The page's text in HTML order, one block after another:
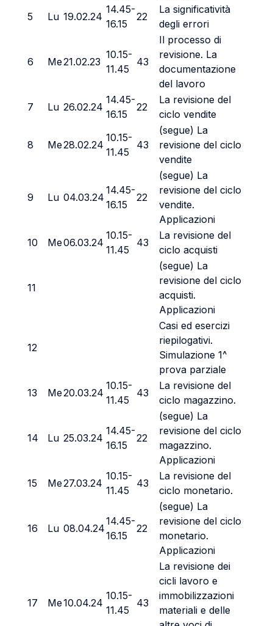
5
Lu 19.02.24
14.45-
16.15
22
La significatività
degli errori
6 Me21.02.23
10.15-
11.45
43
Il processo di
revisione. La
documentazione
del lavoro
7
Lu 26.02.24
14.45-
16.15
22
La revisione del
ciclo vendite
8 Me28.02.24
10.15-
11.45
43
(segue) La
revisione del ciclo
vendite
9 Lu 04.03.24
14.45-
16.15
22
(segue) La
revisione del ciclo
vendite.
Applicazioni
10
Me06.03.24
10.15-
11.45
43
La revisione del
ciclo acquisti
11
(segue) La
revisione del ciclo
acquisti.
Applicazioni
12
Casi ed esercizi
riepilogativi.
Simulazione 1^
prova parziale
13
Me20.03.24
10.15-
11.45
43
La revisione del
ciclo magazzino.
14 Lu 25.03.24
14.45-
16.15
22
(segue) La
revisione del ciclo
magazzino.
Applicazioni
15
Me27.03.24
10.15-
11.45
43
La revisione del
ciclo monetario.
16 Lu 08.04.24
14.45-
16.15
22
(segue) La
revisione del ciclo
monetario.
Applicazioni
17 Me10.04.24
10.15-
11.45
43
La revisione dei
cicli lavoro e
immobilizzazioni
materiali e delle